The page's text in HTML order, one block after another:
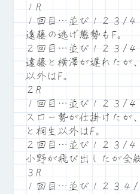
１R
１回目…並び１２３/４
遠藤の逃げ態勢もF。
２回目…並び１２３/４
遠藤と横澤が遅れたが
以外はF。
２R
１回目…並び１２３/４
スロー勢が仕掛けたが
と桐生以外はF。
２回目…並び１２３/４
小野が飛び出したが全
３R
１回目…並び１２３４/